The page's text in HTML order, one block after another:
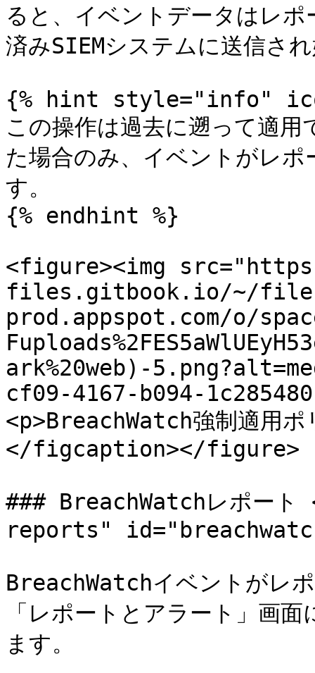
ると、イベントデータはレ
済みSIEMシステムに送信さ
{% hint style="info"
この操作は過去に遡って適
た場合のみ、イベントがレ
す。
{% endhint %}
<figure><img
files.gitbook.io/~/
prod.appspot.com/o/
ark%20web)-
cf09-4167-b094-
<p>BreachWatch強制適用
</figcaption></figure>
### BreachWatchレポー
reports"
BreachWatchイベントがレ
「レポートとアラート」画
ます。